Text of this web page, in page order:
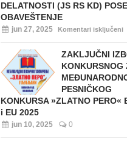
DELATNOSTI (JS RS KD)
OBAVEŠTENJE
jun 27, 2025 Komentari isključeni
ZAKLJUČNI
KONKURSNOG
PESNIČKOG
KONKURSA »ZLATNO PERO«
i EU 2025
jun 10, 2025 0